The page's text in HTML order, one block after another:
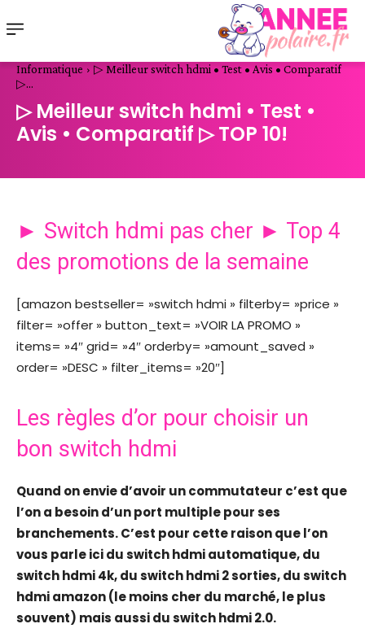
Informatique
▷ Meilleur switch hdmi • Test • Avis • Comparatif
▷...
▷ Meilleur switch hdmi • Test •
Avis • Comparatif ▷ TOP 10!
► Switch hdmi pas cher ► Top 4
des promotions de la semaine
[amazon bestseller= »switch hdmi » filterby= »price »
filter= »offer » button_text= »VOIR LA PROMO »
items= »4″ grid= »4″ orderby= »amount_saved »
order= »DESC » filter_items= »20″]
Les règles d’or pour choisir un
bon switch hdmi
Quand on envie d’avoir un commutateur c’est que
l’on a besoin d’un port multiple pour ses
branchements. C’est pour cette raison que l’on
vous parle ici du switch hdmi automatique, du
switch hdmi 4k, du switch hdmi 2 sorties, du switch
hdmi amazon (le moins cher du marché, le plus
souvent) mais aussi du switch hdmi 2.0.